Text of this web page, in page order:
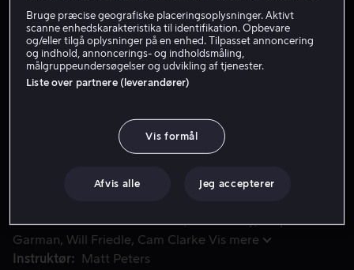
Lej 49 kr
Køb 99 kr
Ondsindede beskeder, der er sendt til Bat-familien,
Ondsindede beskeder, der er sendt til Bat-familien,
tvinger heltene ud i et kapløb mod tiden for at stoppe
Red Hood, som samler Gotham Citys slyngler for at
hævne sig på Batman!
Medvirkende Christian Lanz Tom Kenny Ralph
Garman Will Friedle Cam Clarke Vis mere
Instruktør
Matt Peters
Bruge præcise geografiske placeringsoplysninger. Aktivt
scanne enhedskarakteristika til identifikation. Opbevare
og/eller tilgå oplysninger på en enhed. Tilpasset annoncering
og indhold, annoncerings- og indholdsmåling,
målgruppeundersøgelser og udvikling af tjenester.
Liste over partnere (leverandører)
Vis formål
Afvis alle Jeg accepterer